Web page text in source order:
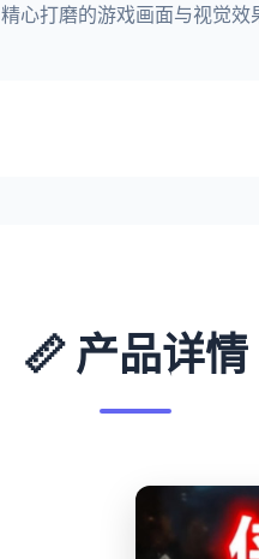
精心打磨的游戏画面与视觉效
📏 产品详情